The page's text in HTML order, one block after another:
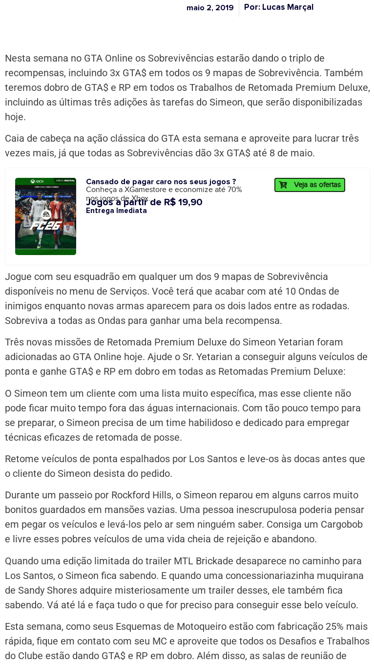
maio 2, 2019 Por: Lucas Marçal
Nesta semana no GTA Online os Sobrevivências estarão dando o triplo de
recompensas, incluindo 3x GTA$ em todos os 9 mapas de Sobrevivência. Também
teremos dobro de GTA$ e RP em todos os Trabalhos de Retomada Premium Deluxe,
incluindo as últimas três adições às tarefas do Simeon, que serão disponibilizadas
hoje.
Caia de cabeça na ação clássica do GTA esta semana e aproveite para lucrar três
vezes mais, já que todas as Sobrevivências dão 3x GTA$ até 8 de maio.
Cansado de pagar caro nos seus jogos ?
Conheça a XGamestore e economize até 70%
nos jogos de Xbox.
Jogos a partir de R$ 19,90
Entrega Imediata
Veja as ofertas
Jogue com seu esquadrão em qualquer um dos 9 mapas de Sobrevivência
disponíveis no menu de Serviços. Você terá que acabar com até 10 Ondas de
inimigos enquanto novas armas aparecem para os dois lados entre as rodadas.
Sobreviva a todas as Ondas para ganhar uma bela recompensa.
Três novas missões de Retomada Premium Deluxe do Simeon Yetarian foram
adicionadas ao GTA Online hoje. Ajude o Sr. Yetarian a conseguir alguns veículos de
ponta e ganhe GTA$ e RP em dobro em todas as Retomadas Premium Deluxe:
O Simeon tem um cliente com uma lista muito específica, mas esse cliente não
pode ficar muito tempo fora das águas internacionais. Com tão pouco tempo para
se preparar, o Simeon precisa de um time habilidoso e dedicado para empregar
técnicas eficazes de retomada de posse.
Retome veículos de ponta espalhados por Los Santos e leve-os às docas antes que
o cliente do Simeon desista do pedido.
Durante um passeio por Rockford Hills, o Simeon reparou em alguns carros muito
bonitos guardados em mansões vazias. Uma pessoa inescrupulosa poderia pensar
em pegar os veículos e levá-los pelo ar sem ninguém saber. Consiga um Cargobob
e livre esses pobres veículos de uma vida cheia de rejeição e abandono.
Quando uma edição limitada do trailer MTL Brickade desaparece no caminho para
Los Santos, o Simeon fica sabendo. E quando uma concessionariazinha muquirana
de Sandy Shores adquire misteriosamente um trailer desses, ele também fica
sabendo. Vá até lá e faça tudo o que for preciso para conseguir esse belo veículo.
Esta semana, como seus Esquemas de Motoqueiro estão com fabricação 25% mais
rápida, fique em contato com seu MC e aproveite que todos os Desafios e Trabalhos
do Clube estão dando GTA$ e RP em dobro. Além disso, as salas de reunião de